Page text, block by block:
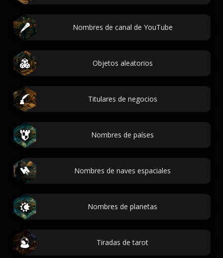
Nombres de canal de YouTube
Objetos aleatorios
Titulares de negocios
Nombres de países
Nombres de naves espaciales
Nombres de planetas
Tiradas de tarot